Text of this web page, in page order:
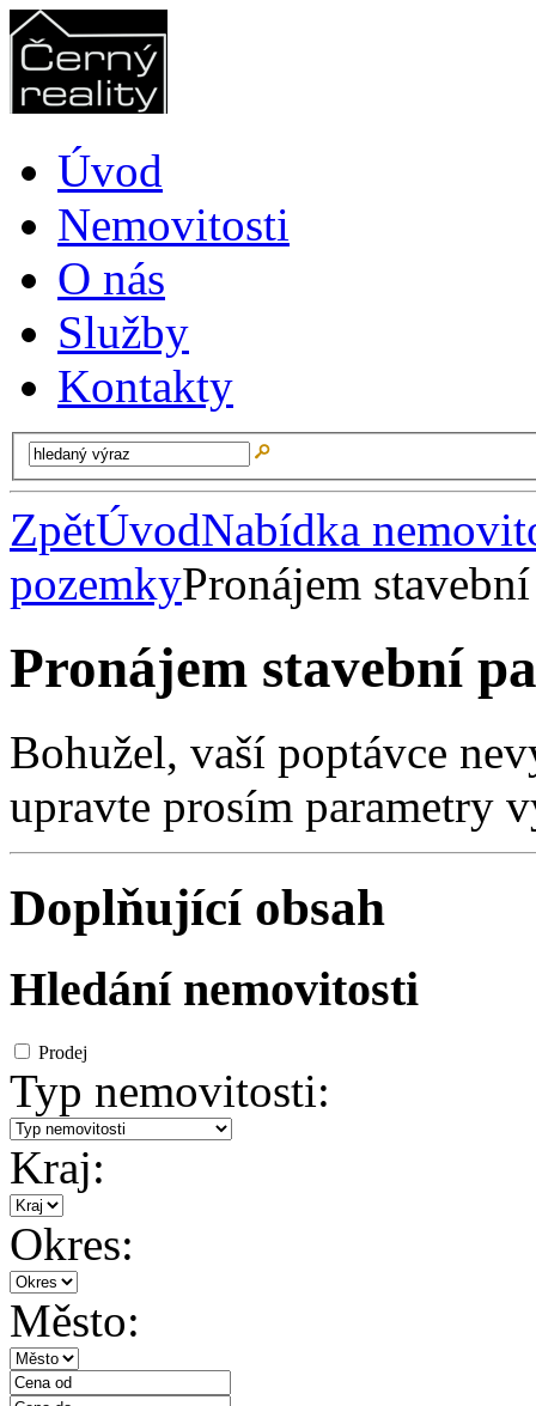
Úvod
Nemovitosti
O nás
Služby
Kontakty
ZpětÚvodNabídka
pozemkyPronájem
Pronájem stavební
Bohužel, vaší poptávce
upravte prosím parametry
Doplňující obsah
Hledání nemovitosti
Prodej
Typ nemovitosti:
Kraj:
Okres:
Město: